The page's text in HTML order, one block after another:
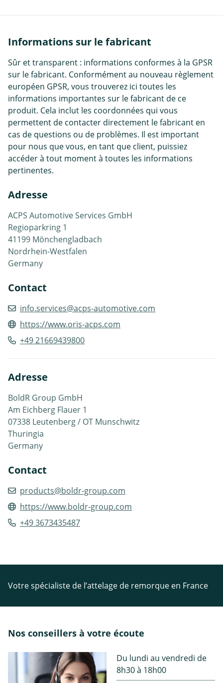
Informations sur le fabricant
Sûr et transparent : informations conformes à la GPSR
sur le fabricant. Conformément au nouveau règlement
européen GPSR, vous trouverez ici toutes les
informations importantes sur le fabricant de ce
produit. Cela inclut les coordonnées qui vous
permettent de contacter directement le fabricant en
cas de questions ou de problèmes. Il est important
pour nous que vous, en tant que client, puissiez
accéder à tout moment à toutes les informations
pertinentes.
Adresse
ACPS Automotive Services GmbH
Regioparkring 1
41199 Mönchengladbach
Nordrhein-Westfalen
Germany
Contact
info.services@acps-automotive.com
https://www.oris-acps.com
+49 21669439800
Adresse
BoldR Group GmbH
Am Eichberg Flauer 1
07338 Leutenberg / OT Munschwitz
Thuringia
Germany
Contact
products@boldr-group.com
https://www.boldr-group.com
+49 3673435487
Votre spécialiste de l’attelage de remorque en France
Nos conseillers à votre écoute
Du lundi au vendredi de
8h30 à 18h00